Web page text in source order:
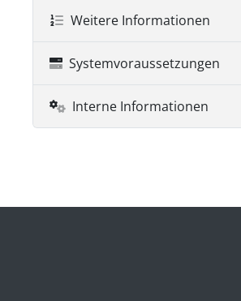
Weitere Informationen
Systemvoraussetzungen
Interne Informationen